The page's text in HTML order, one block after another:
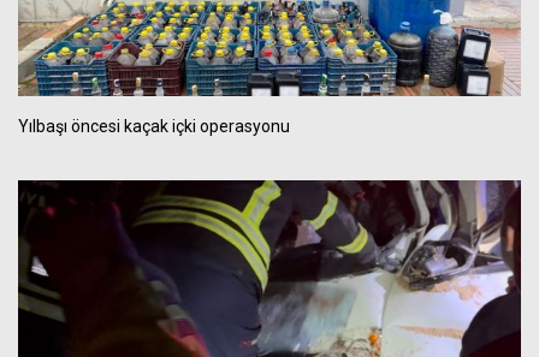
Yılbaşı öncesi kaçak içki operasyonu